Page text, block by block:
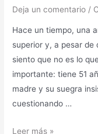
Deja un comentario /
Hace un tiempo, una
superior y, a pesar de
siento que no es lo
importante: tiene 51
madre y su suegra
cuestionando …
Leer más »